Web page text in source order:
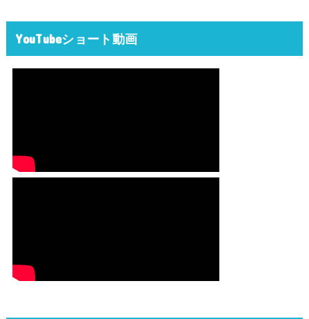
YouTubeショート動画